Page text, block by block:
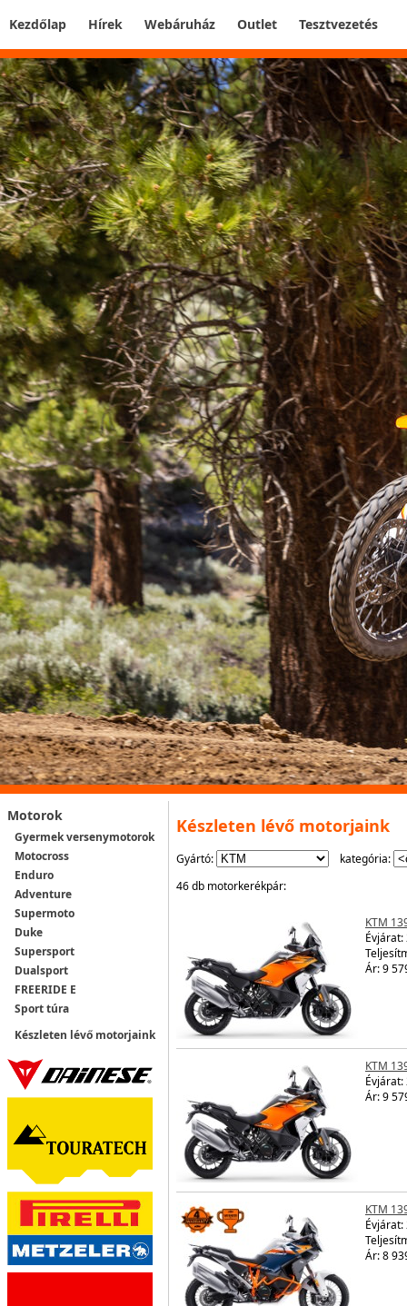
Kezdőlap Hírek Webáruház Outlet Tesztvezetés
Motorok
Gyermek versenymotorok
Motocross
Enduro
Adventure
Supermoto
Duke
Supersport
Dualsport
FREERIDE E
Sport túra
Készleten lévő motorjaink
Készleten lévő motorjaink
Gyártó:
kategória:
46 db motorkerékpár:
KTM
Évjárat:
Ár: 9
KTM
Évjárat:
Ár: 9
KTM
Évjárat:
Ár: 8